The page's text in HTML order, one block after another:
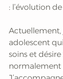
: l’évolution
Actuellement,
adolescent
soins et
normalement